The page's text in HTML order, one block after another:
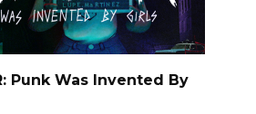
Punk Was Invented By